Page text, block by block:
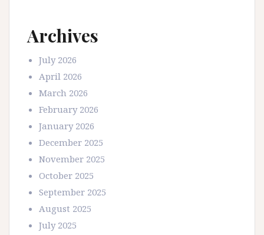
Archives
July 2026
April 2026
March 2026
February 2026
January 2026
December 2025
November 2025
October 2025
September 2025
August 2025
July 2025